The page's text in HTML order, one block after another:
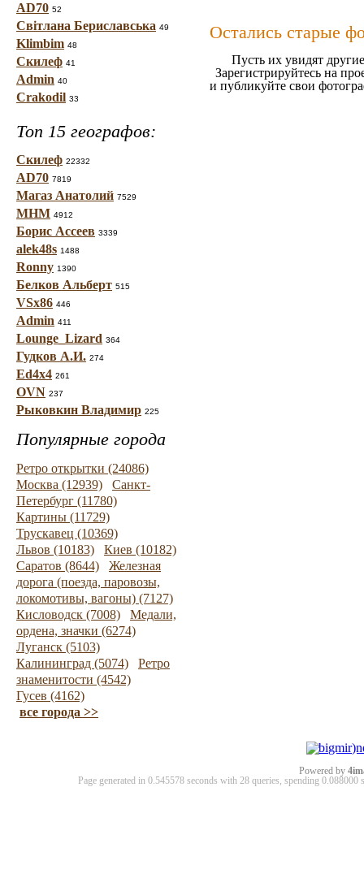
AD70 52
Світлана Бериславська 49
Klimbim 48
Скилеф 41
Admin 40
Crakodil 33
Топ 15 географов:
Скилеф 22332
AD70 7819
Магаз Анатолий 7529
МНМ 4912
Борис Ассеев 3339
alek48s 1488
Ronny 1390
Белков Альберт 515
VSx86 446
Admin 411
Lounge_Lizard 364
Гудков А.И. 274
Ed4x4 261
OVN 237
Рыковкин Владимир 225
Популярные города
Ретро открытки (24086)
Москва (12939)
Санкт-
Петербург (11780)
Картины (11729)
Трускавец (10369)
Львов (10183)
Киев (10182)
Саратов (8644)
Железная
дорога (поезда, паровозы,
локомотивы, вагоны) (7127)
Кисловодск (7008)
Медали,
ордена, значки (6274)
Луганск (5103)
Калининград (5074)
Ретро
знаменитости (4542)
Гусев (4162)
все города >>
Остались старые
Пусть их увидят
Зарегистрируйтесь на
и публикуйте свои
Powered by
Page generated in 0.545578 seconds with 28 queries, spending